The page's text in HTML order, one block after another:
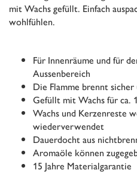
mit Wachs gefüllt. Einfach
wohlfühlen.
Für Innenräume und für
Aussenbereich
Die Flamme brennt sicher
Gefüllt mit Wachs für ca.
Wachs und Kerzenreste
wiederverwendet
Dauerdocht aus
Aromaöle können
15 Jahre Materialgarantie